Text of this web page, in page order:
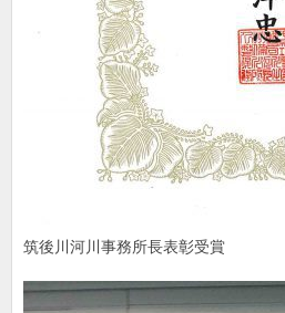
筑後川河川事務所長表彰受賞